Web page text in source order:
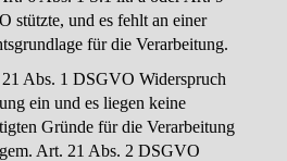
stützte, und es fehlt an einer
für die Verarbeitung.
Abs. 1 DSGVO Widerspruch
ein und es liegen keine
Gründe für die Verarbeitung
Art. 21 Abs. 2 DSGVO